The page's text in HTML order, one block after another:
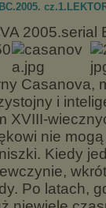
2005.serial
Casanova,
i
XVIII-
nie
Kiedy
Po latach,